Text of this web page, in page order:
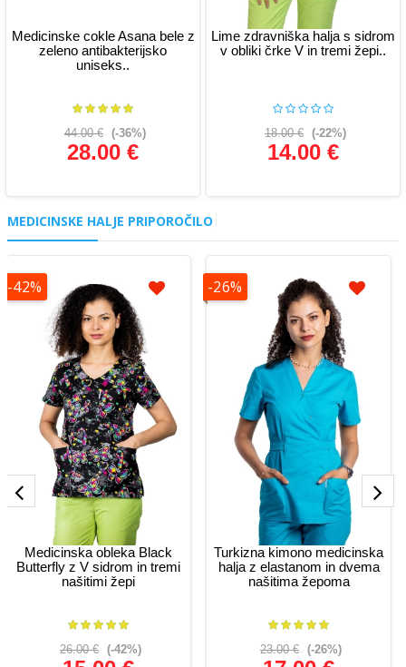
Medicinske cokle Asana bele z
zeleno antibakterijsko
uniseks..
44.00 € (-36%)
28.00 €
Glej podrobnosti
Lime zdravniška halja s sidrom
v obliki črke V in tremi žepi..
18.00 € (-22%)
14.00 €
MEDICINSKE HALJE PRIPOROČILO
-42%
Medicinska obleka Black
Butterfly z V sidrom in tremi
našitimi žepi
26.00 € (-42%)
-26%
Turkizna kimono medicinska
halja z elastanom in dvema
našitima žepoma
23.00 € (-26%)